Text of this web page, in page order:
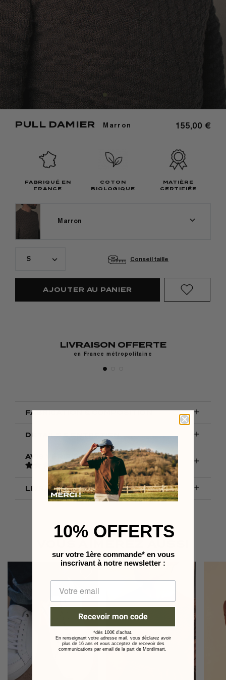
PULL DAMIER Marron 155,00 €
FABRIQUÉ EN
FRANCE
COTON
BIOLOGIQUE
MATIÈRE
CERTIFIÉE
Marron
S Conseil taille
AJOUTER AU PANIER
LIVRAISON OFFERTE
en France métropolitaine
FABRICATION & COMPOSITION 
DÉTAILS & ENTRETIEN 
AVIS VÉRIFIÉS
5/5- 4avis

LIVRAISON & RETOURS 
10% OFFERTS
sur votre 1ère commande* en vous
inscrivant à notre newsletter :
Recevoir mon code
*dès 100€ d'achat.
En renseignant votre adresse mail, vous déclarez avoir
plus de 16 ans et vous acceptez de recevoir des
communications par email de la part de Montlimart.